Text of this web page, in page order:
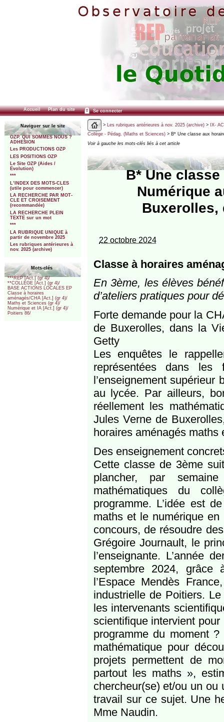
Accueil Plan du site Se connecter
Naviguer sur le site
OZP. QUI SOMMES NOUS ?
ADHESION
Les PRODUCTIONS OZP
LES POSITIONS OZP
Le Site OZP (Aides /
Evolution)
***
L’INDEX DES MOTS-CLES
(utile pour commencer)
LA RECHERCHE PAR MOT-
CLE ET CROISEMENT
(recommandée)
LA RECHERCHE PLEIN
TEXTE sur un mot
***
LA RUBRIQUE UNIQUE à
partir de novembre 2025
Les rubriques antérieures à
nov. 2025 (archive)
Mots-clés
***REP [Act.] (gr 4)/
**COLLEGE [Act.] (gr 4)/
BASE ACTIONS LOCALES EP
Classe à horaires
aménagés/CHA [Act.] (gr 4)/
Maths et Sciences (gr 4)/
Numérique et IA [Act.] (gr 4)/
Poitiers 86/
> Les rubriques antérieures à nov. 2025 (archive)> IX-
Collège - Pédag. (Maths et Sciences)> B* Une classe aux
Voir à gauche les mots-clés liés à cet article
B* Une
Numérique
Buxerolles,
22 octobre 2024
Classe à horaires
En 3ème, les élèves
d’ateliers pratiques pour
Forte demande pour la
de Buxerolles, dans la
Getty
Les enquêtes le
représentées dans les
l’enseignement supérieur
au lycée. Par ailleurs,
réellement les
Jules Verne de
horaires aménagés
Des enseignement
Cette classe de 3ème
plancher, par
mathématiques du
programme. L’idée est
maths et le numérique
concours, de résoudre
Grégoire Journault, le
l’enseignante. L’année
septembre 2024, grâce
l’Espace Mendès
industrielle de Poitiers.
les intervenants
scientifique intervient
programme du moment
mathématique pour
projets permettent de
partout les maths »,
chercheur(se) et/ou un ou
travail sur ce sujet. Une
Mme Naudin.